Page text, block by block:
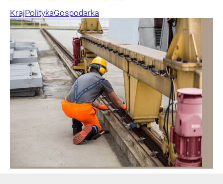
KrajPolitykaGospodarka